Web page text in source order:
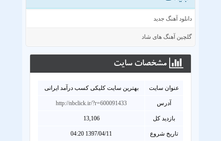
دانلود آهنگ جدید
گلچین آهنگ های شاد
مشخصات سايت
عنوان سايت بهترین سایت کلیکی کسب درآمد ایرانی
آدرس http://nbclick.ir/?r=600091433
بازدید کل 13,106
تاریخ شروع 1397/04/11 04:20